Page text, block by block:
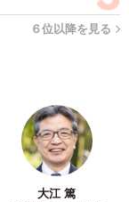
て、作者である
ではなく、表情
出来るので、舞
」
６位以降を見る
大江 篤